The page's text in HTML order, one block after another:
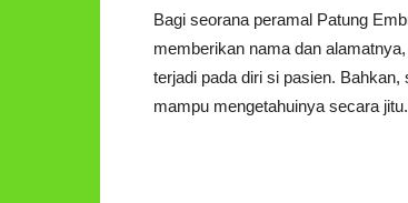
Bagi seorana peramal Patung
memberikan nama dan
terjadi pada diri si pasien.
mampu mengetahuinya secara jitu.